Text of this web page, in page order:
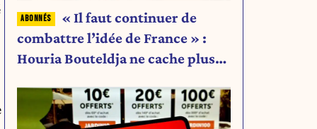
« Il faut continuer de
combattre l’idée de France » :
Houria Bouteldja ne cache plus